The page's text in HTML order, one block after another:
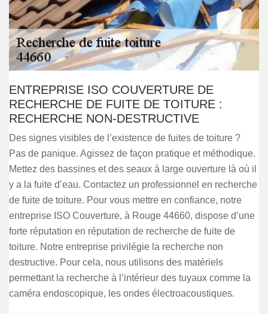
ENTREPRISE ISO COUVERTURE DE
RECHERCHE DE FUITE DE TOITURE :
RECHERCHE NON-DESTRUCTIVE
Des signes visibles de l’existence de fuites de toiture ?
Pas de panique. Agissez de façon pratique et méthodique.
Mettez des bassines et des seaux à large ouverture là où il
y a la fuite d’eau. Contactez un professionnel en recherche
de fuite de toiture. Pour vous mettre en confiance, notre
entreprise ISO Couverture, à Rouge 44660, dispose d’une
forte réputation en réputation de recherche de fuite de
toiture. Notre entreprise privilégie la recherche non
destructive. Pour cela, nous utilisons des matériels
permettant la recherche à l’intérieur des tuyaux comme la
caméra endoscopique, les ondes électroacoustiques.